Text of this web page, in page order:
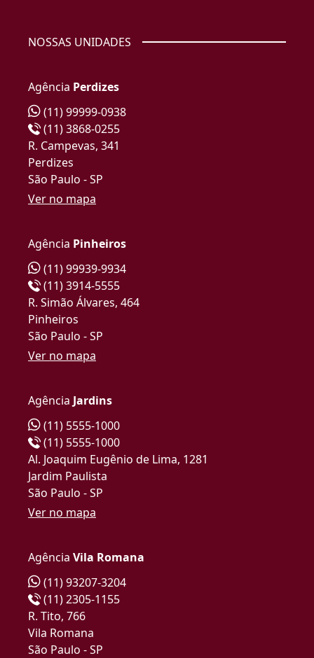
NOSSAS UNIDADES
Agência Perdizes
(11) 99999-0938
(11) 3868-0255
R. Campevas, 341
Perdizes
São Paulo - SP
Ver no mapa
Agência Pinheiros
(11) 99939-9934
(11) 3914-5555
R. Simão Álvares, 464
Pinheiros
São Paulo - SP
Ver no mapa
Agência Jardins
(11) 5555-1000
(11) 5555-1000
Al. Joaquim Eugênio de Lima, 1281
Jardim Paulista
São Paulo - SP
Ver no mapa
Agência Vila Romana
(11) 93207-3204
(11) 2305-1155
R. Tito, 766
Vila Romana
São Paulo - SP